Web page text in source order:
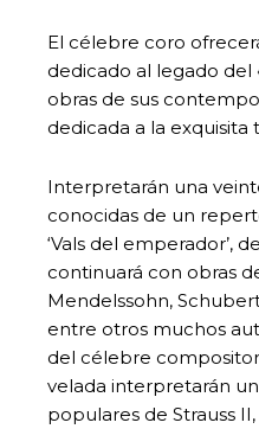
El célebre coro
dedicado al legado del
obras de sus
dedicada a la exquisita
Interpretarán una
conocidas de un
‘Vals del emperador’,
continuará con obras
Mendelssohn,
entre otros muchos
del célebre
velada interpretarán
populares de Strauss II,